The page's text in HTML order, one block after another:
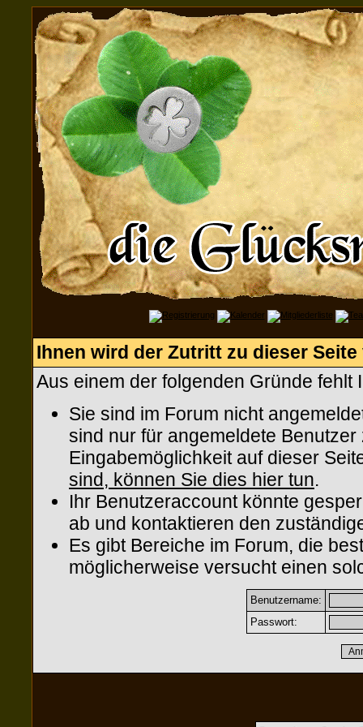
Ihnen wird der Zutritt zu dieser
Aus einem der folgenden Gründe
Sie sind im Forum nicht
sind nur für angemeldete
Eingabemöglichkeit auf dieser
sind, können Sie dies hier tun.
Ihr Benutzeraccount könnte
ab und kontaktieren den
Es gibt Bereiche im Forum, die
möglicherweise versucht einen
Benutzername:
Passwort: